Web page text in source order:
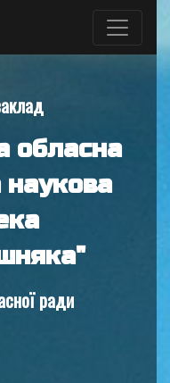
обласна
наукова
ради